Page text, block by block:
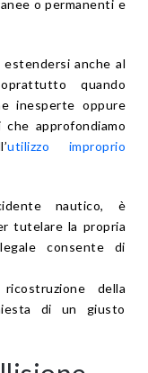
o permanenti e
anche al
quando
inesperte oppure
approfondiamo
utilizzo improprio
nautico, è
tutelare la propria
consente di
della
di un giusto